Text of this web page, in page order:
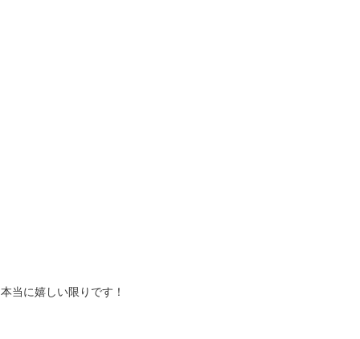
当に嬉しい限りです！